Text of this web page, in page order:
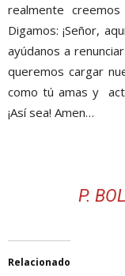
realmente
Digamos:¡Señor,
ayúdanos a
queremos cargar
como tú amas y
¡Así sea! Amen…
P.
Relacionado